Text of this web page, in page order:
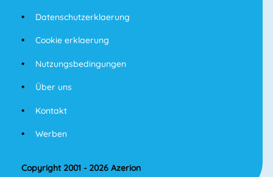
Datenschutzerklaerung
Cookie erklaerung
Nutzungsbedingungen
Über uns
Kontakt
Werben
Copyright 2001 - 2026 Azerion